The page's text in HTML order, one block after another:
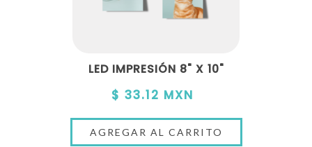
LED IMPRESIÓN 8" X 10"
$ 33.12 MXN